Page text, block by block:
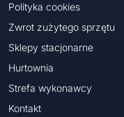
Polityka cookies
Zwrot zużytego sprzętu
Sklepy stacjonarne
Hurtownia
Strefa wykonawcy
Kontakt